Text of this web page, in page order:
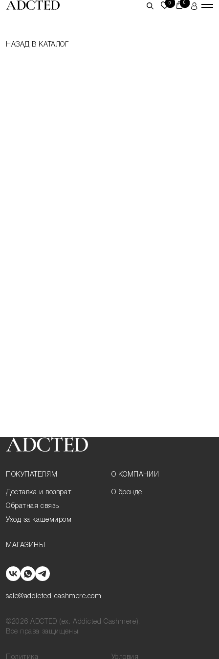
0 0
НАЗАД В КАТАЛОГ
ПОКУПАТЕЛЯМ
Доставка и возврат
Обратная связь
Уход за кашемиром
О КОМПАНИИ
О бренде
МАГАЗИНЫ
sale@addicted-cashmere.com
©2026 ADCTED (ex. Addicted Cashmere).
Все права защищены.
Политика Условия